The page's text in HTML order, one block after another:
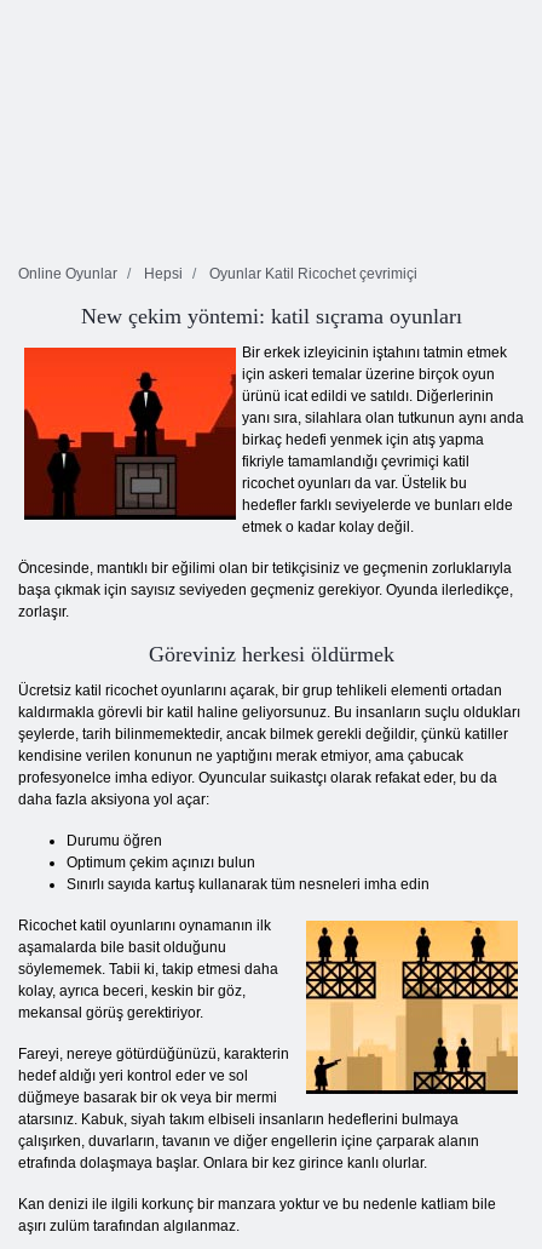
Online Oyunlar Hepsi Oyunlar Katil Ricochet çevrimiçi
New çekim yöntemi: katil sıçrama oyunları
Bir erkek izleyicinin iştahını tatmin etmek
için askeri temalar üzerine birçok oyun
ürünü icat edildi ve satıldı. Diğerlerinin
yanı sıra, silahlara olan tutkunun aynı anda
birkaç hedefi yenmek için atış yapma
fikriyle tamamlandığı çevrimiçi katil
ricochet oyunları da var. Üstelik bu
hedefler farklı seviyelerde ve bunları elde
etmek o kadar kolay değil.
Öncesinde, mantıklı bir eğilimi olan bir tetikçisiniz ve geçmenin zorluklarıyla
başa çıkmak için sayısız seviyeden geçmeniz gerekiyor. Oyunda ilerledikçe,
zorlaşır.
Göreviniz herkesi öldürmek
Ücretsiz katil ricochet oyunlarını açarak, bir grup tehlikeli elementi ortadan
kaldırmakla görevli bir katil haline geliyorsunuz. Bu insanların suçlu oldukları
şeylerde, tarih bilinmemektedir, ancak bilmek gerekli değildir, çünkü katiller
kendisine verilen konunun ne yaptığını merak etmiyor, ama çabucak
profesyonelce imha ediyor. Oyuncular suikastçı olarak refakat eder, bu da
daha fazla aksiyona yol açar:
Durumu öğren
Optimum çekim açınızı bulun
Sınırlı sayıda kartuş kullanarak tüm nesneleri imha edin
Ricochet katil oyunlarını oynamanın ilk
aşamalarda bile basit olduğunu
söylememek. Tabii ki, takip etmesi daha
kolay, ayrıca beceri, keskin bir göz,
mekansal görüş gerektiriyor.
Fareyi, nereye götürdüğünüzü, karakterin
hedef aldığı yeri kontrol eder ve sol
düğmeye basarak bir ok veya bir mermi
atarsınız. Kabuk, siyah takım elbiseli insanların hedeflerini bulmaya
çalışırken, duvarların, tavanın ve diğer engellerin içine çarparak alanın
etrafında dolaşmaya başlar. Onlara bir kez girince kanlı olurlar.
Kan denizi ile ilgili korkunç bir manzara yoktur ve bu nedenle katliam bile
aşırı zulüm tarafından algılanmaz.